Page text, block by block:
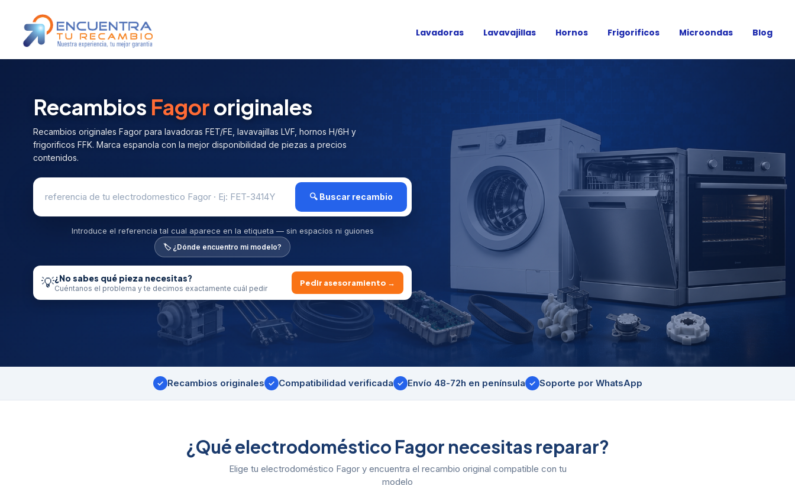
Lavadoras Lavavajillas Hornos Frigorificos Microondas Blog
Recambios Fagororiginales
Recambios originales Fagor para lavadoras FET/FE, lavavajillas LVF, hornos H/6H y
frigorificos FFK. Marca espanola con la mejor disponibilidad de piezas a precios
contenidos.
🔍 Buscar recambio
Introduce el referencia tal cual aparece en la etiqueta — sin espacios ni guiones
🏷️ ¿Dónde encuentro mi modelo?
💡¿No sabes qué pieza necesitas?
Cuéntanos el problema y te decimos exactamente cuál pedir
Pedir asesoramiento →
✓ Recambios originales ✓ Compatibilidad verificada ✓ Envío 48-72h en península ✓ Soporte por WhatsApp
¿Qué electrodoméstico Fagor necesitas reparar?
Elige tu electrodoméstico Fagor y encuentra el recambio original compatible con tu
modelo